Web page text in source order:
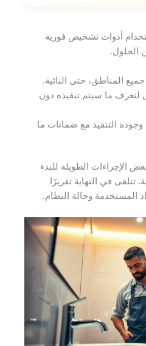
أدوات تشخيص فورية
الحلول.
المناطق، حتى النائية.
ما سيتم تنفيذه دون
وجودة التنفيذ مع ضمانات ما
الإجراءات الطويلة للبدء
تتلقى في النهاية تقريرًا
المستخدمة وحالة النظام.